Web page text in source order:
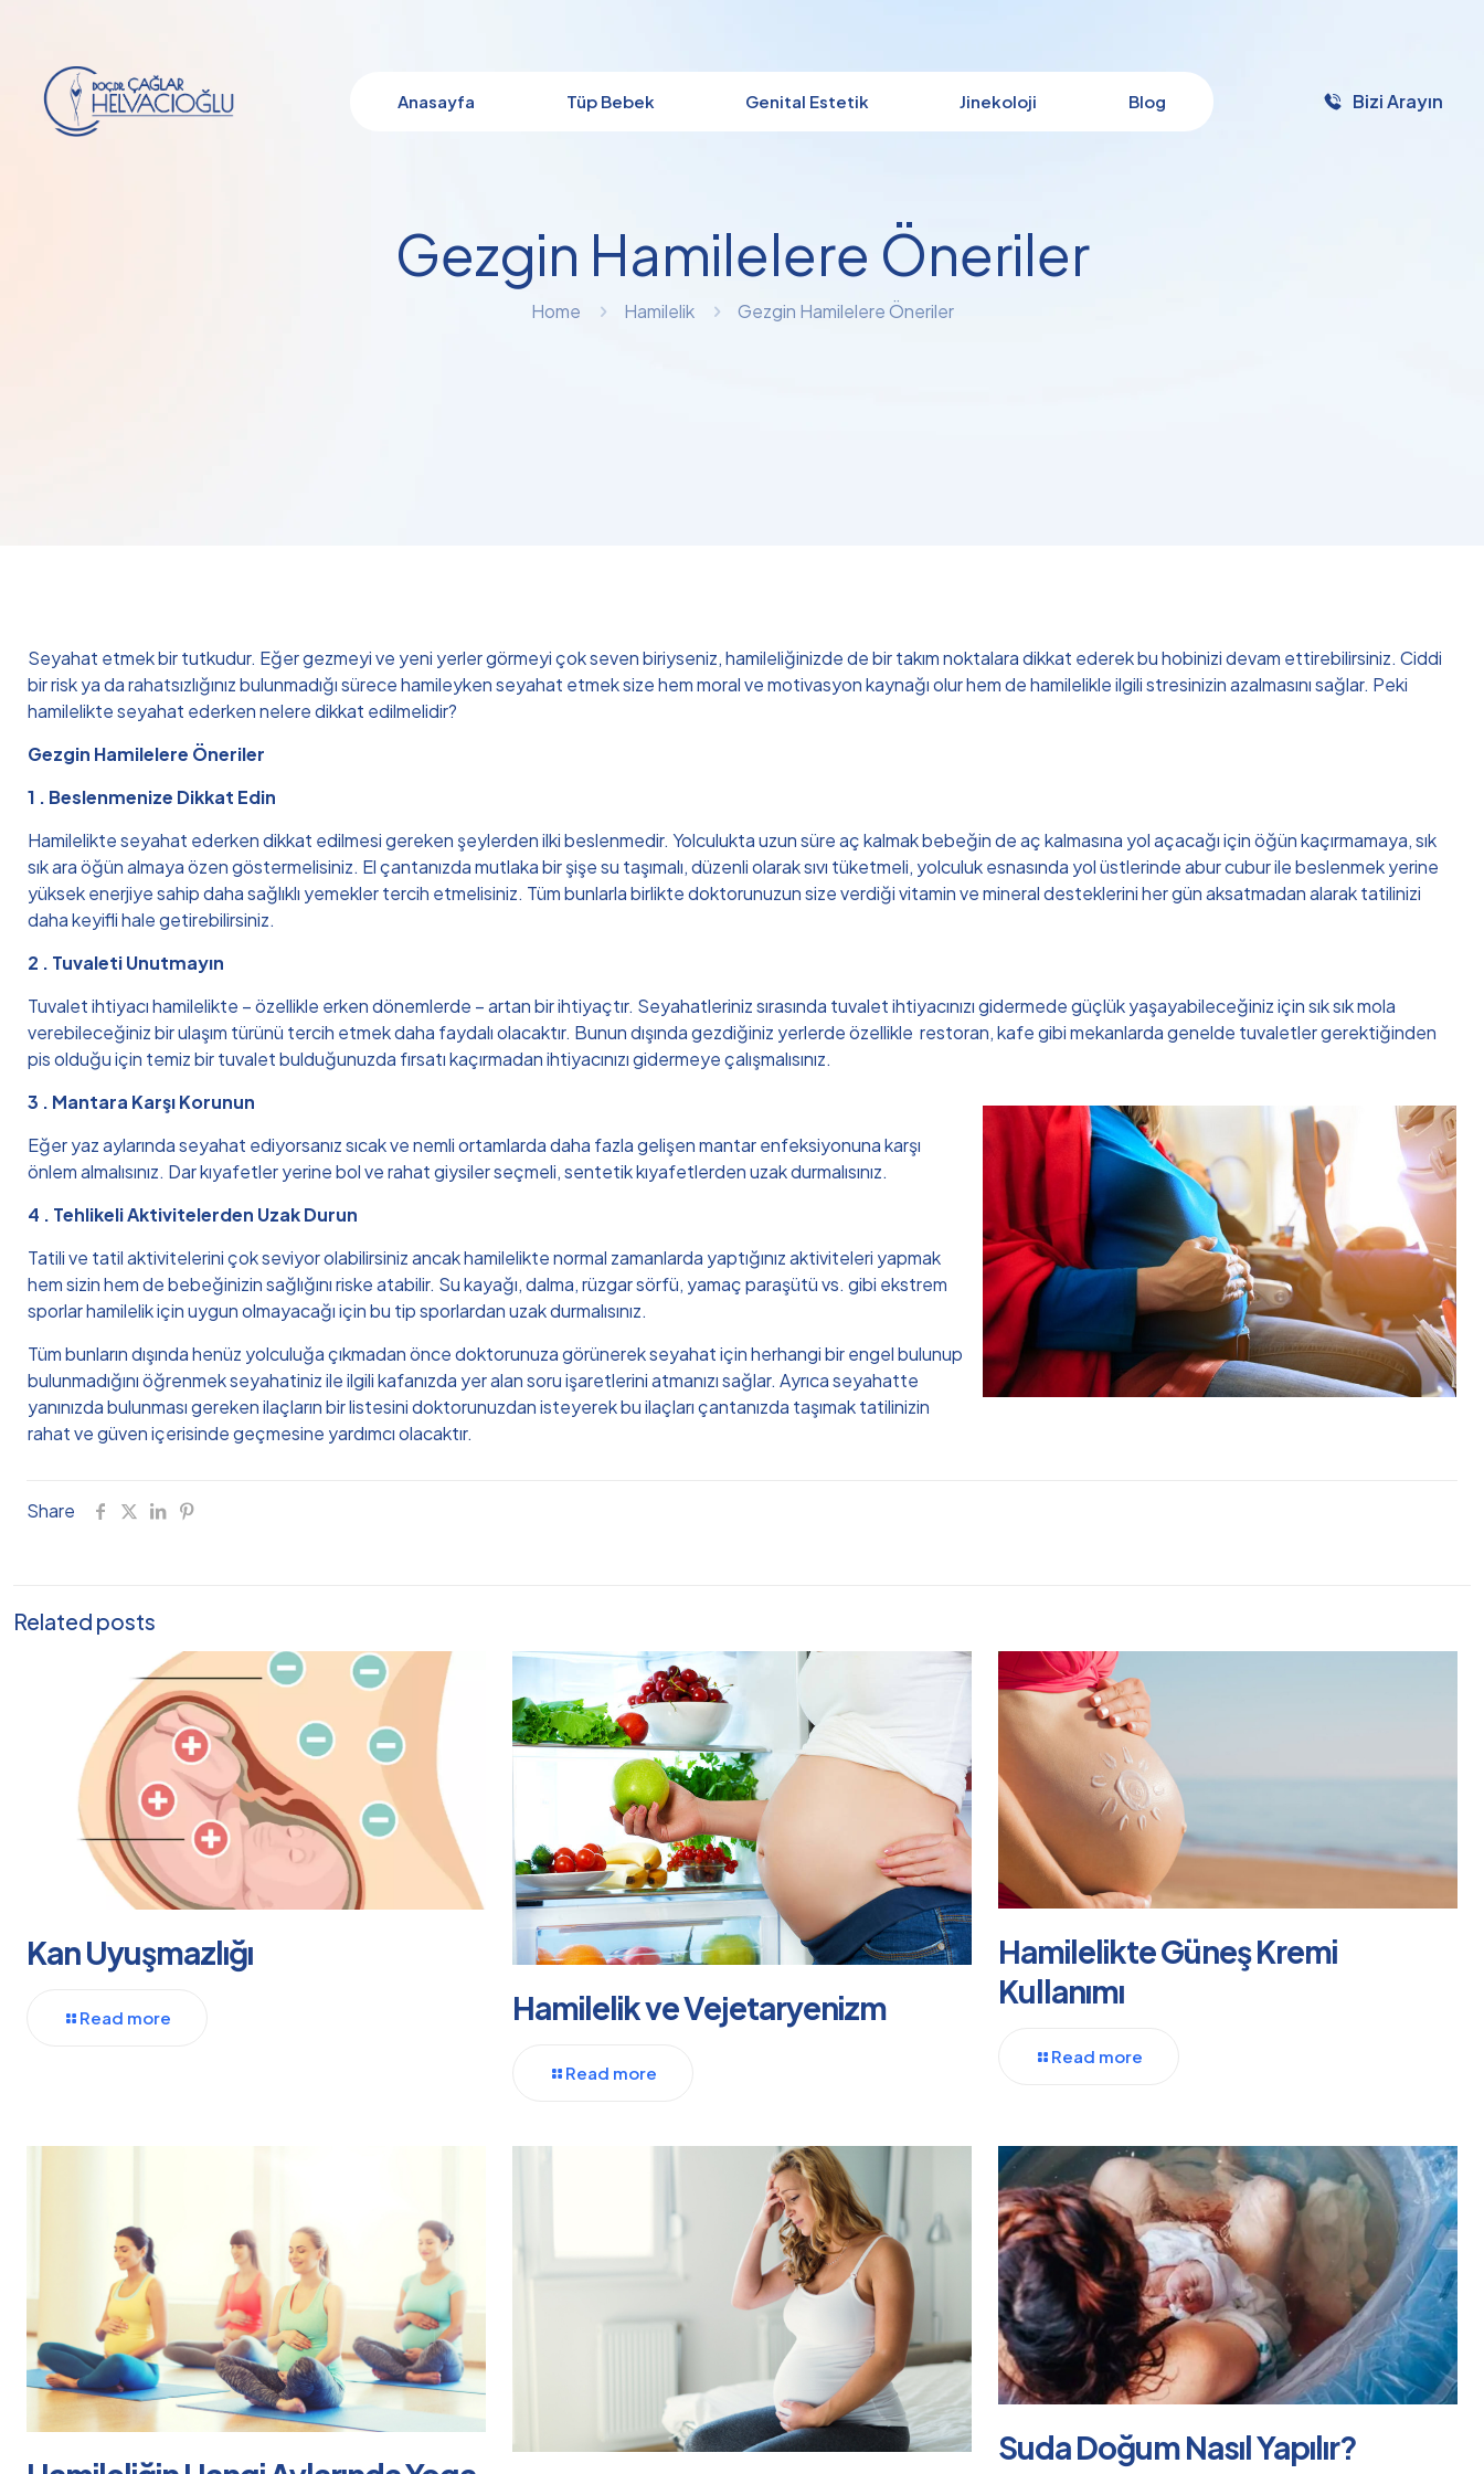
Anasayfa Tüp Bebek Genital Estetik Jinekoloji Blog Bizi Arayın
Gezgin Hamilelere Öneriler
Home Hamilelik Gezgin Hamilelere Öneriler
Seyahat etmek bir tutkudur. Eğer gezmeyi ve yeni yerler görmeyi çok seven biriyseniz, hamileliğinizde de bir takım noktalara dikkat ederek bu hobinizi devam ettirebilirsiniz. Ciddi
bir risk ya da rahatsızlığınız bulunmadığı sürece hamileyken seyahat etmek size hem moral ve motivasyon kaynağı olur hem de hamilelikle ilgili stresinizin azalmasını sağlar. Peki
hamilelikte seyahat ederken nelere dikkat edilmelidir?
Gezgin Hamilelere Öneriler
1 . Beslenmenize Dikkat Edin
Hamilelikte seyahat ederken dikkat edilmesi gereken şeylerden ilki beslenmedir. Yolculukta uzun süre aç kalmak bebeğin de aç kalmasına yol açacağı için öğün kaçırmamaya, sık
sık ara öğün almaya özen göstermelisiniz. El çantanızda mutlaka bir şişe su taşımalı, düzenli olarak sıvı tüketmeli, yolculuk esnasında yol üstlerinde abur cubur ile beslenmek yerine
yüksek enerjiye sahip daha sağlıklı yemekler tercih etmelisiniz. Tüm bunlarla birlikte doktorunuzun size verdiği vitamin ve mineral desteklerini her gün aksatmadan alarak tatilinizi
daha keyifli hale getirebilirsiniz.
2 . Tuvaleti Unutmayın
Tuvalet ihtiyacı hamilelikte – özellikle erken dönemlerde – artan bir ihtiyaçtır. Seyahatleriniz sırasında tuvalet ihtiyacınızı gidermede güçlük yaşayabileceğiniz için sık sık mola
verebileceğiniz bir ulaşım türünü tercih etmek daha faydalı olacaktır. Bunun dışında gezdiğiniz yerlerde özellikle restoran, kafe gibi mekanlarda genelde tuvaletler gerektiğinden
pis olduğu için temiz bir tuvalet bulduğunuzda fırsatı kaçırmadan ihtiyacınızı gidermeye çalışmalısınız.
3 . Mantara Karşı Korunun
Eğer yaz aylarında seyahat ediyorsanız sıcak ve nemli ortamlarda daha fazla gelişen mantar enfeksiyonuna karşı
önlem almalısınız. Dar kıyafetler yerine bol ve rahat giysiler seçmeli, sentetik kıyafetlerden uzak durmalısınız.
4 . Tehlikeli Aktivitelerden Uzak Durun
Tatili ve tatil aktivitelerini çok seviyor olabilirsiniz ancak hamilelikte normal zamanlarda yaptığınız aktiviteleri yapmak
hem sizin hem de bebeğinizin sağlığını riske atabilir. Su kayağı, dalma, rüzgar sörfü, yamaç paraşütü vs. gibi ekstrem
sporlar hamilelik için uygun olmayacağı için bu tip sporlardan uzak durmalısınız.
Tüm bunların dışında henüz yolculuğa çıkmadan önce doktorunuza görünerek seyahat için herhangi bir engel bulunup
bulunmadığını öğrenmek seyahatiniz ile ilgili kafanızda yer alan soru işaretlerini atmanızı sağlar. Ayrıca seyahatte
yanınızda bulunması gereken ilaçların bir listesini doktorunuzdan isteyerek bu ilaçları çantanızda taşımak tatilinizin
rahat ve güven içerisinde geçmesine yardımcı olacaktır.
Share
Related posts
Kan Uyuşmazlığı
Read more Hamilelik ve Vejetaryenizm
Read more
Hamilelikte Güneş Kremi
Kullanımı
Read more
Suda Doğum Nasıl Yapılır?